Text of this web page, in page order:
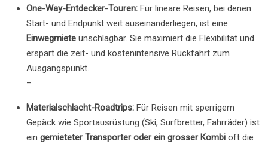
One-Way-Entdecker-Touren: Für lineare Reisen, bei denen
Start- und Endpunkt weit auseinanderliegen, ist eine
Einwegmiete unschlagbar. Sie maximiert die Flexibilität und
erspart die zeit- und kostenintensive Rückfahrt zum
Ausgangspunkt.
–
Materialschlacht-Roadtrips: Für Reisen mit sperrigem
Gepäck wie Sportausrüstung (Ski, Surfbretter, Fahrräder) ist
ein gemieteter Transporter oder ein grosser Kombi oft die